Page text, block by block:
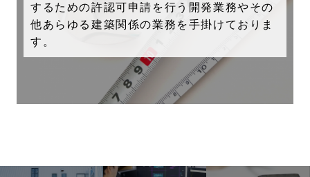
するための許認可申請を行う開発業務やその
他あらゆる建築関係の業務を手掛けておりま
す。